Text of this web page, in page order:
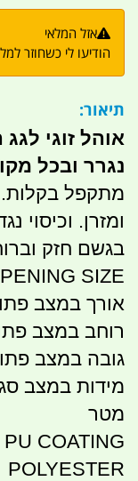
אזל המלאי
הודיעו לי כשחוזר
תיאור:
אוהל זוגי
נגרר ובכל
מתקפל
ומזרן. וכיסוי
בגשם חזק
SIZE
אורך במצב פתוח 2.12
רוחב במצב פתוח 1.32
גובה במצב פתוח 1.02
מטר
COATING
POLYESTER